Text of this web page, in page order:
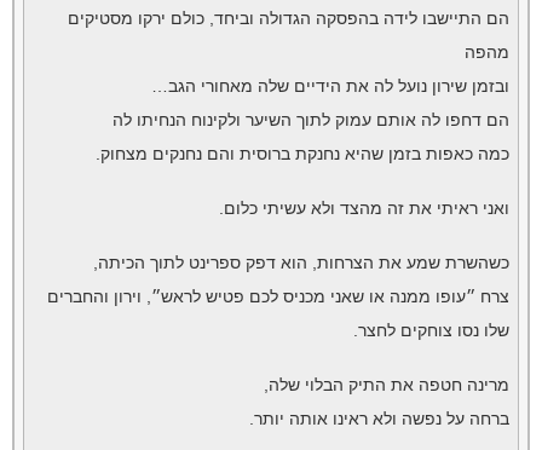
הם התיישבו לידה בהפסקה הגדולה וביחד, כולם ירקו מסטיקים
מהפה
ובזמן שירון נועל לה את הידיים שלה מאחורי הגב…
הם דחפו לה אותם עמוק לתוך השיער ולקינוח הנחיתו לה
כמה כאפות בזמן שהיא נחנקת ברוסית והם נחנקים מצחוק.
ואני ראיתי את זה מהצד ולא עשיתי כלום.
כשהשרת שמע את הצרחות, הוא דפק ספרינט לתוך הכיתה,
צרח ״עופו ממנה או שאני מכניס לכם פטיש לראש״, וירון והחברים
שלו נסו צוחקים לחצר.
מרינה חטפה את התיק הבלוי שלה,
ברחה על נפשה ולא ראינו אותה יותר.